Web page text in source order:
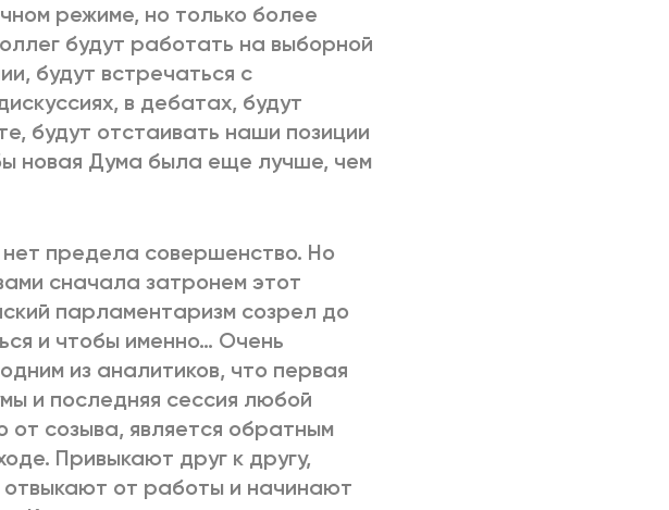
режиме, но только более
будут работать на выборной
будут встречаться с
в дебатах, будут
будут отстаивать наши позиции
новая Дума была еще лучше, чем
предела совершенство. Но
сначала затронем этот
парламентаризм созрел до
и чтобы именно… Очень
из аналитиков, что первая
и последняя сессия любой
от созыва, является обратным
Привыкают друг к другу,
от работы и начинают